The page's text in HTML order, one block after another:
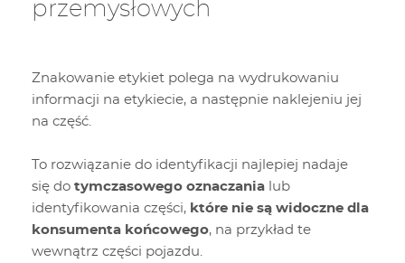
przemysłowych
Znakowanie etykiet polega na wydrukowaniu
informacji na etykiecie, a następnie naklejeniu jej
na część.
To rozwiązanie do identyfikacji najlepiej nadaje
się do tymczasowego oznaczania lub
identyfikowania części, które nie są widoczne dla
konsumenta końcowego, na przykład te
wewnątrz części pojazdu.